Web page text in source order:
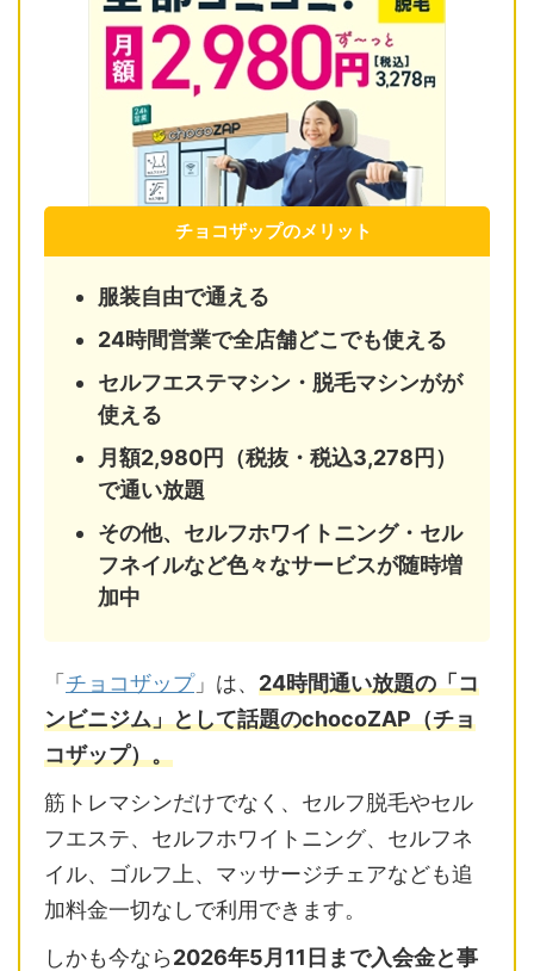
チョコザップのメリット
服装自由で通える
24時間営業で全店舗どこでも使える
セルフエステマシン・脱毛マシンがが
使える
月額2,980円（税抜・税込3,278円）
で通い放題
その他、セルフホワイトニング・セル
フネイルなど色々なサービスが随時増
加中
「 チョコザップ」は、 24時間通い放題の「コ
ンビニジム」として話題のchocoZAP（チョ
コザップ）。
筋トレマシンだけでなく、セルフ脱毛やセル
フエステ、セルフホワイトニング、セルフネ
イル、ゴルフ上、マッサージチェアなども追
加料金一切なしで利用できます。
しかも今なら2026年5月11日まで入会金と事